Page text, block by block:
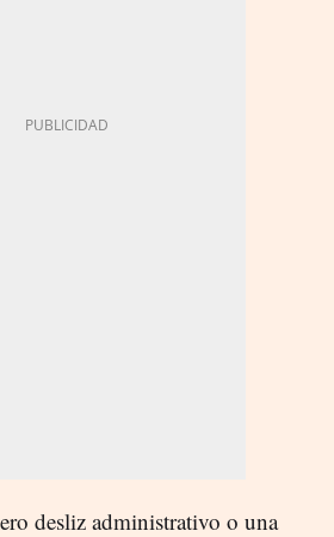
desliz administrativo o una